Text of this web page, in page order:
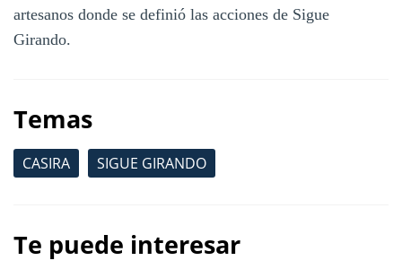
artesanos donde se definió las acciones de Sigue
Girando.
Temas
CASIRA SIGUE GIRANDO
Te puede interesar